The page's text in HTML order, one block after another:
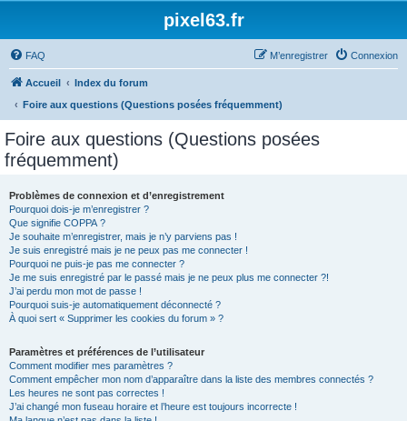
pixel63.fr
FAQ Connexion
M’enregistrer
Accueil
Index du forum
Foire aux questions (Questions posées fréquemment)
Foire aux questions (Questions posées
fréquemment)
Problèmes de connexion et d’enregistrement
Pourquoi dois-je m’enregistrer ?
Que signifie COPPA ?
Je souhaite m’enregistrer, mais je n’y parviens pas !
Je suis enregistré mais je ne peux pas me connecter !
Pourquoi ne puis-je pas me connecter ?
Je me suis enregistré par le passé mais je ne peux plus me connecter ?!
J’ai perdu mon mot de passe !
Pourquoi suis-je automatiquement déconnecté ?
À quoi sert « Supprimer les cookies du forum » ?
Paramètres et préférences de l’utilisateur
Comment modifier mes paramètres ?
Comment empêcher mon nom d’apparaître dans la liste des membres connectés ?
Les heures ne sont pas correctes !
J’ai changé mon fuseau horaire et l’heure est toujours incorrecte !